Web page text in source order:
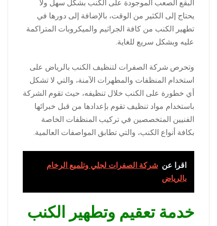
البقع الصعب الموجودة على الكنب بشكل سهل ولا
يحتاج إلى الكثير من الوقت، بالإضافة إلى دورها في
تطهير الكنب من كافة الجراثيم والميكروبات المتراكمة
عليه وبشكل سريع للغاية.
وتحرص شركة الصفرات لتنظيف الكنب بالرياض على
استخدام المنظفات والمطهرات الآمنة، والتي لا تشكل
أي خطورة على الكنب خلال تنظيفه، حيث تقوم الشركة
باستخدام مواد تنظيف تقوم بإعدادها من قبل خبرائها
الفنيين المتخصصين في تركيب المنظفات الخاصة
بكافة أنواع الكنب، والتي تطابق المواصفات العالمية.
اقرا عن شركة الصفرات لجلي وتلميع الرخام
بالرياض
خدمة تعقيم وتطهير الكنب